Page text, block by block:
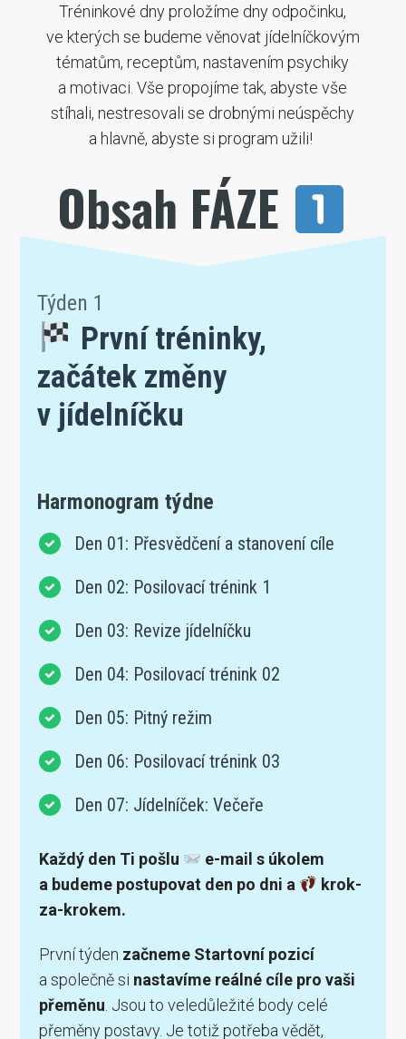
Tréninkové dny proložíme dny odpočinku,
ve kterých se budeme věnovat jídelníčkovým
tématům, receptům, nastavením psychiky
a motivaci. Vše propojíme tak, abyste vše
stíhali, nestresovali se drobnými neúspěchy
a hlavně, abyste si program užili!
Obsah FÁZE
Týden 1
První tréninky,
začátek změny
v jídelníčku
Harmonogram týdne
Den 01: Přesvědčení a stanovení cíle
Den 02: Posilovací trénink 1
Den 03: Revize jídelníčku
Den 04: Posilovací trénink 02
Den 05: Pitný režim
Den 06: Posilovací trénink 03
Den 07: Jídelníček: Večeře
Každý den Ti pošlu
e-mail s úkolem
a budeme postupovat den po dni a
krok-
za-krokem.
První týden začneme Startovní pozicí
a společně si nastavíme reálné cíle pro vaši
přeměnu. Jsou to veledůležité body celé
přeměny postavy. Je totiž potřeba vědět,